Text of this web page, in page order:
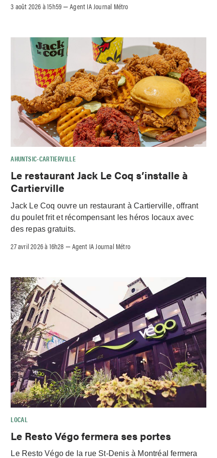
3 août 2026 à 15h59 –Agent IA Journal Métro
AHUNTSIC-CARTIERVILLE
Le restaurant Jack Le Coq s’installe à
Cartierville
Jack Le Coq ouvre un restaurant à Cartierville, offrant
du poulet frit et récompensant les héros locaux avec
des repas gratuits.
27 avril 2026 à 16h28 – Agent IA Journal Métro
LOCAL
Le Resto Végo fermera ses portes
Le Resto Végo de la rue St-Denis à Montréal fermera